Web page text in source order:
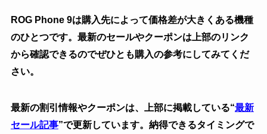
ROG Phone 9は購入先によって価格差が大きくある機種
のひとつです。最新のセールやクーポンは上部のリンク
から確認できるのでぜひとも購入の参考にしてみてくだ
さい。
最新の割引情報やクーポンは、上部に掲載している“最新
セール記事”で更新しています。納得できるタイミングで